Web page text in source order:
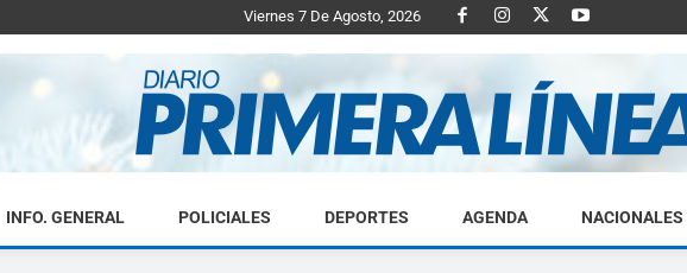
Viernes 7 De Agosto, 2026
Diario
INFO. GENERAL POLICIALES DEPORTES AGENDA NACIONALES